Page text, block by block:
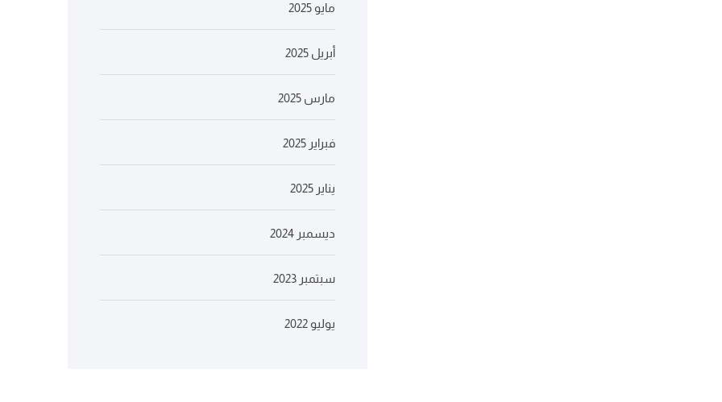
مايو 2025
أبريل 2025
مارس 2025
فبراير 2025
يناير 2025
ديسمبر 2024
سبتمبر 2023
يوليو 2022